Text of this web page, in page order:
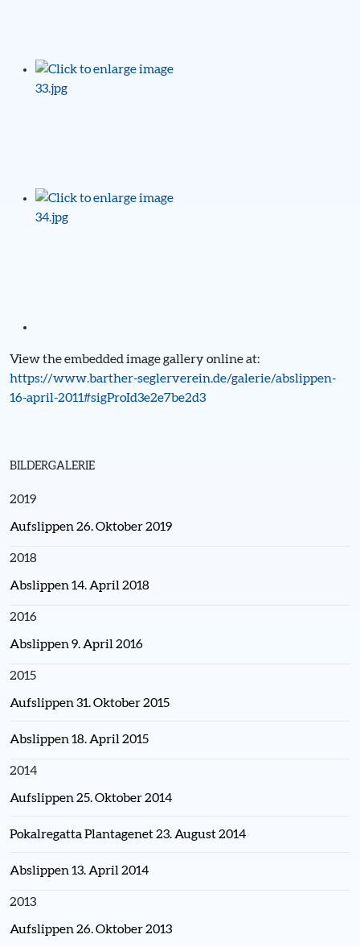
View the embedded image gallery online at:
https://www.barther-seglerverein.de/galerie/abslippen-
16-april-2011#sigProId3e2e7be2d3
BILDERGALERIE
2019
Aufslippen 26. Oktober 2019
2018
Abslippen 14. April 2018
2016
Abslippen 9. April 2016
2015
Aufslippen 31. Oktober 2015
Abslippen 18. April 2015
2014
Aufslippen 25. Oktober 2014
Pokalregatta Plantagenet 23. August 2014
Abslippen 13. April 2014
2013
Aufslippen 26. Oktober 2013